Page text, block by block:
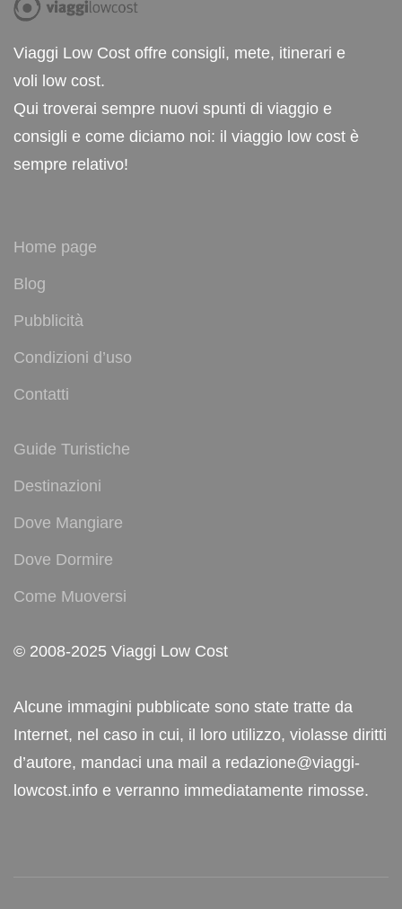
Viaggi Low Cost offre consigli, mete, itinerari e
voli low cost.
Qui troverai sempre nuovi spunti di viaggio e
consigli e come diciamo noi: il viaggio low cost è
sempre relativo!
Home page
Blog
Pubblicità
Condizioni d’uso
Contatti
Guide Turistiche
Destinazioni
Dove Mangiare
Dove Dormire
Come Muoversi
© 2008-2025 Viaggi Low Cost
Alcune immagini pubblicate sono state tratte da
Internet, nel caso in cui, il loro utilizzo, violasse diritti
d’autore, mandaci una mail a redazione@viaggi-
lowcost.info e verranno immediatamente rimosse.